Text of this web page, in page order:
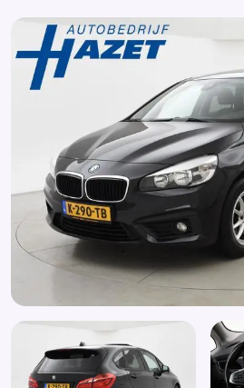
Cruise control
Dimlichten automatisch
Elektrische ramen voor en achter
Elektronisch Stabiliteits
Hill hold functie
Hoofd airbag(s) achter
Hoofd airbag(s) voor
Interieur accenten
LED dagrijverlichting
Lederen stuurwiel
Parkeersensor achter
Passagiersairbag